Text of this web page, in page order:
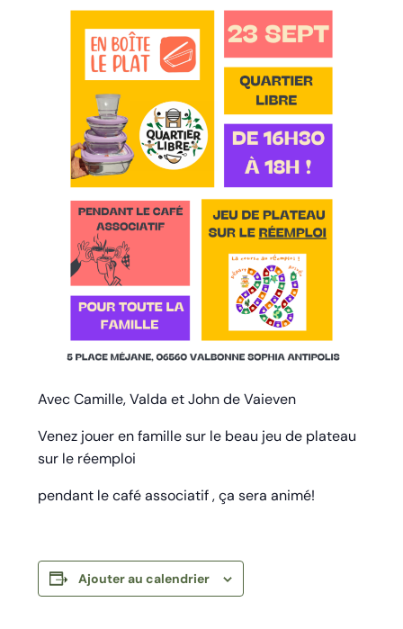
Avec Camille, Valda et John de Vaieven
Venez jouer en famille sur le beau jeu de plateau
sur le réemploi
pendant le café associatif , ça sera animé!
Ajouter au calendrier